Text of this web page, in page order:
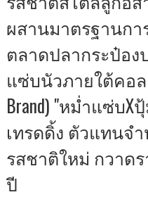
ผสานมาตรฐานก
ตลาดปลากระป๋อง
แซ่บนัวภายใต้คอ
Brand) "หม่ำแซ่บ
เทรดดิ้ง ตัวแทนจ
รสชาติใหม่ กวาด
ปี